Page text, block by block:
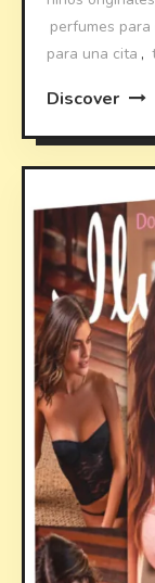
perfumes
para una cita ,
Discover